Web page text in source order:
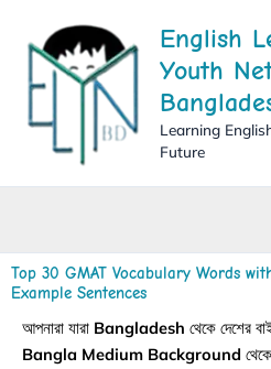
content
English
Youth
Learning
Future
Top 30 GMAT Vocabulary Words
Example Sentences
আপনারা যারা Bangladesh থেকে দেশের
Bangla Medium Background